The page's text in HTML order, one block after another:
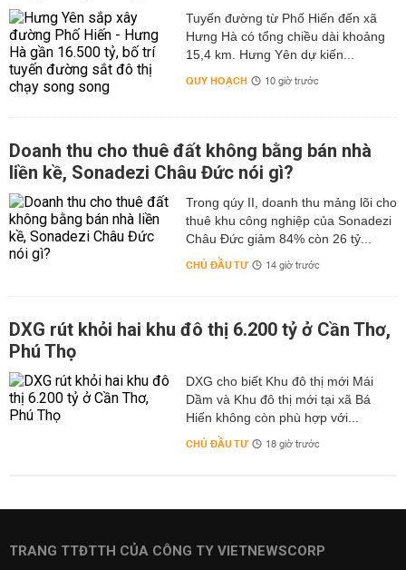
Tuyến đường từ Phố Hiến đến xã
Hưng Hà có tổng chiều dài khoảng
15,4 km. Hưng Yên dự kiến...
QUY HOẠCH 10 giờ trước
Doanh thu cho thuê đất không bằng bán nhà
liền kề, Sonadezi Châu Đức nói gì?
Trong qúy II, doanh thu mảng lõi cho
thuê khu công nghiệp của Sonadezi
Châu Đức giảm 84% còn 26 tỷ...
CHỦ ĐẦU TƯ 14 giờ trước
DXG rút khỏi hai khu đô thị 6.200 tỷ ở Cần Thơ,
Phú Thọ
DXG cho biết Khu đô thị mới Mái
Dầm và Khu đô thị mới tại xã Bá
Hiến không còn phù hợp với...
CHỦ ĐẦU TƯ 18 giờ trước
TRANG TTĐTTH CỦA CÔNG TY VIETNEWSCORP